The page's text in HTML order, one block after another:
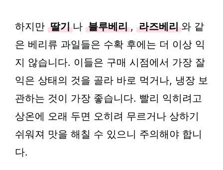
하지만 딸기 나 블루베리 , 라즈베리 와 같
은 베리류 과일들은 수확 후에는 더 이상 익
지 않습니다. 이들은 구매 시점에서 가장 잘
익은 상태의 것을 골라 바로 먹거나, 냉장 보
관하는 것이 가장 좋습니다. 빨리 익히려고
상온에 오래 두면 오히려 무르거나 상하기
쉬워져 맛을 해칠 수 있으니 주의해야 합니
다.